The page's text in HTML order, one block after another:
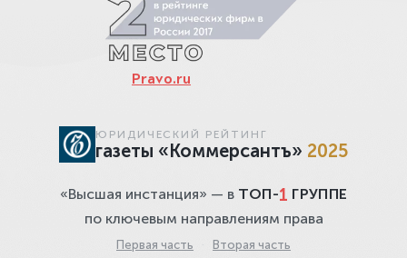
Pravo.ru
ЮРИДИЧЕСКИЙ РЕЙТИНГ
газеты «Коммерсантъ» 2025
«Высшая инстанция» — в ТОП-1 ГРУППЕ
по ключевым направлениям права
Первая часть Вторая часть